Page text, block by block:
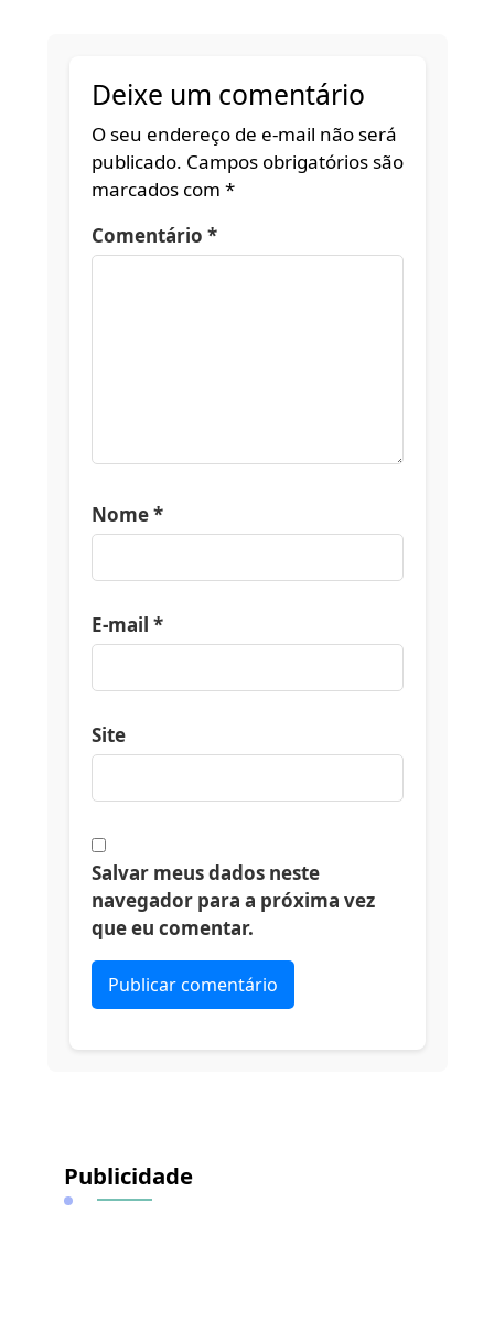
Deixe um comentário
O seu endereço de e-mail não será
publicado. Campos obrigatórios são
marcados com *
Comentário *
Nome*
E-mail *
Site
Salvar meus dados neste
navegador para a próxima vez
que eu comentar.
Publicidade